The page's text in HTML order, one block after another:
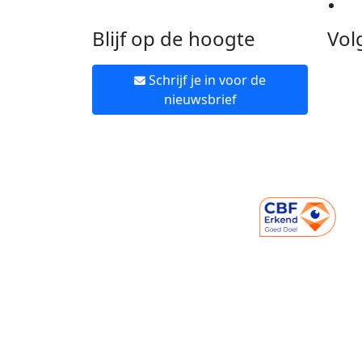
Blijf op de hoogte
Schrijf je in voor de
nieuwsbrief